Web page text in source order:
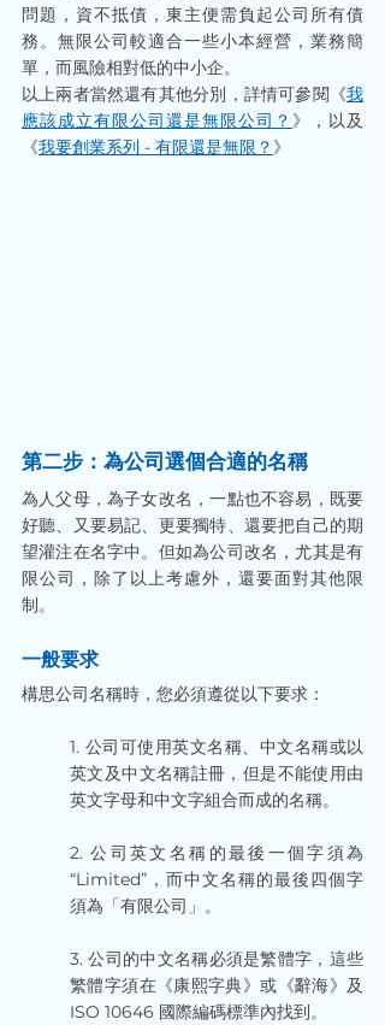
問題，資不抵債，東主便需負起公司所有債
務。無限公司較適合一些小本經營，業務簡
單，而風險相對低的中小企。
以上兩者當然還有其他分別，詳情可參閱《我
應該成立有限公司還是無限公司？ 》，以及
《我要創業系列 - 有限還是無限？ 》
第二步：為公司選個合適的名稱
為人父母，為子女改名，一點也不容易，既要
好聽、又要易記、更要獨特、還要把自己的期
望灌注在名字中。但如為公司改名，尤其是有
限公司，除了以上考慮外，還要面對其他限
制。
一般要求
構思公司名稱時，您必須遵從以下要求：
1. 公司可使用英文名稱、中文名稱或以
英文及中文名稱註冊，但是不能使用由
英文字母和中文字組合而成的名稱。
2. 公司英文名稱的最後一個字須為
“Limited”，而中文名稱的最後四個字
須為「有限公司」。
3. 公司的中文名稱必須是繁體字，這些
繁體字須在《康熙字典》或《辭海》及
ISO 10646 國際編碼標準內找到。